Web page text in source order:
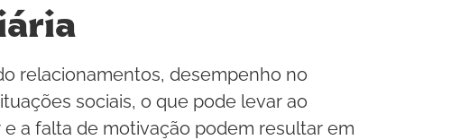
relacionamentos, desempenho no
sociais, o que pode levar ao
a falta de motivação podem resultar em